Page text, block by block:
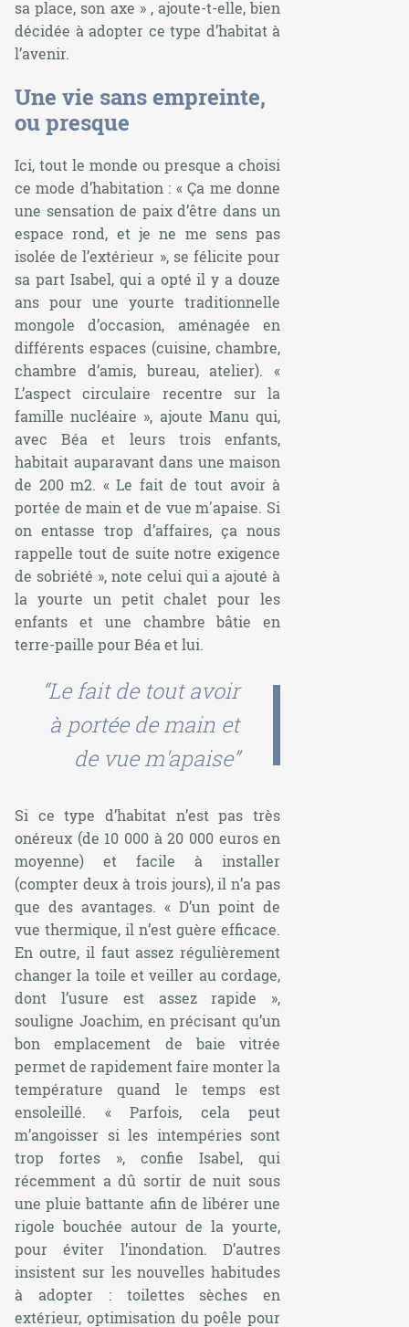
sa place, son axe » , ajoute-t-elle, bien
décidée à adopter ce type d’habitat à
l’avenir.
Une vie sans empreinte,
ou presque
Ici, tout le monde ou presque a choisi
ce mode d’habitation : «Ça me donne
une sensation de paix d’être dans un
espace rond, et je ne me sens pas
isolée de l’extérieur », se félicite pour
sa part Isabel, qui a opté il y a douze
ans pour une yourte traditionnelle
mongole d’occasion, aménagée en
différents espaces (cuisine, chambre,
chambre d’amis, bureau, atelier). «
L’aspect circulaire recentre sur la
famille nucléaire », ajoute Manu qui,
avec Béa et leurs trois enfants,
habitait auparavant dans une maison
de 200 m2. «Le fait de tout avoir à
portée de main et de vue m'apaise. Si
on entasse trop d’affaires, ça nous
rappelle tout de suite notre exigence
de sobriété », note celui qui a ajouté à
la yourte un petit chalet pour les
enfants et une chambre bâtie en
terre-paille pour Béa et lui.
“Le fait de tout avoir
à portée de main et
de vue m'apaise”
Si ce type d’habitat n’est pas très
onéreux (de 10 000 à 20 000 euros en
moyenne) et facile à installer
(compter deux à trois jours), il n’a pas
que des avantages. «D’un point de
vue thermique, il n’est guère efficace.
En outre, il faut assez régulièrement
changer la toile et veiller au cordage,
dont l’usure est assez rapide »,
souligne Joachim, en précisant qu’un
bon emplacement de baie vitrée
permet de rapidement faire monter la
température quand le temps est
ensoleillé. «Parfois, cela peut
m’angoisser si les intempéries sont
trop fortes », confie Isabel, qui
récemment a dû sortir de nuit sous
une pluie battante afin de libérer une
rigole bouchée autour de la yourte,
pour éviter l’inondation. D’autres
insistent sur les nouvelles habitudes
à adopter : toilettes sèches en
extérieur, optimisation du poêle pour